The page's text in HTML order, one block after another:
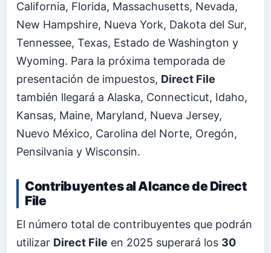
California, Florida, Massachusetts, Nevada,
New Hampshire, Nueva York, Dakota del Sur,
Tennessee, Texas, Estado de Washington y
Wyoming. Para la próxima temporada de
presentación de impuestos, Direct File
también llegará a Alaska, Connecticut, Idaho,
Kansas, Maine, Maryland, Nueva Jersey,
Nuevo México, Carolina del Norte, Oregón,
Pensilvania y Wisconsin.
Contribuyentes al Alcance de Direct
File
El número total de contribuyentes que podrán
utilizar Direct File en 2025 superará los 30